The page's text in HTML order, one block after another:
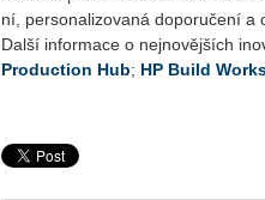
ní, per­so­na­li­zo­va­ná do­po­ru­če­ní a
Další in­for­ma­ce o nej­no­věj­ších
Pro­ducti­on Hub; HP Build